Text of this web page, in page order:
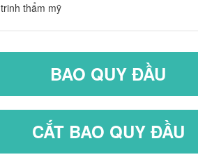
trinh thẩm mỹ
BAO QUY ĐẦU
CẮT BAO QUY ĐẦU